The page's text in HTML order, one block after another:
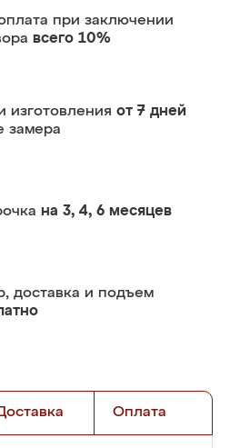
при заключении
всего 10%
изготовления от 7 дней
замера
на 3, 4, 6 месяцев
доставка и подъем
Оплата